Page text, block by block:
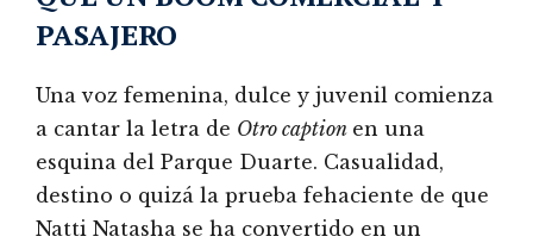
PASAJERO
Una voz femenina, dulce y juvenil comienza
a cantar la letra de Otro caption en una
esquina del Parque Duarte. Casualidad,
destino o quizá la prueba fehaciente de que
Natti Natasha se ha convertido en un